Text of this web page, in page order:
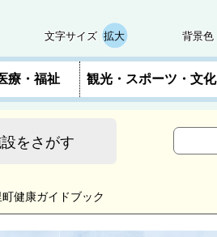
文字サイズ 拡大 背景色
療・福祉 観光・スポーツ・文化
をさがす
町健康ガイドブック